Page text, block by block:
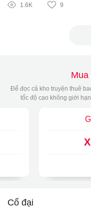
1.6K 9
Để đọc cả kho truyện thuê
tốc độ cao không giới
Cổ đại